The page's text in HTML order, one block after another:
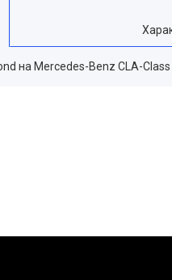
на Mercedes-Benz CLA-